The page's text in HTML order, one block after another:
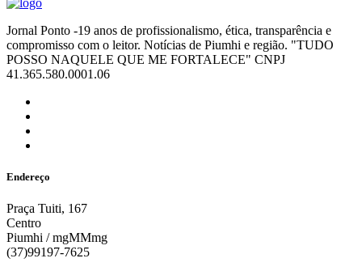
Jornal Ponto -19 anos de profissionalismo, ética, transparência e
compromisso com o leitor. Notícias de Piumhi e região. "TUDO
POSSO NAQUELE QUE ME FORTALECE" CNPJ
41.365.580.0001.06
Endereço
Praça Tuiti, 167
Centro
Piumhi / mgMMmg
(37)99197-7625